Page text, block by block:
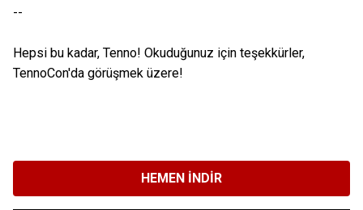
--
Hepsi bu kadar, Tenno! Okuduğunuz için teşekkürler,
TennoCon'da görüşmek üzere!
HEMEN İNDIR